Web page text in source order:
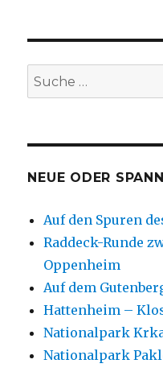
Suche
nach:
NEUE ODER
Auf den Spuren
Raddeck-Runde
Oppenheim
Auf dem
Hattenheim –
Nationalpark
Nationalpark